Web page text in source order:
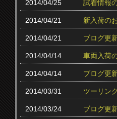
2014/04/25 試着情報
2014/04/21 新入荷の
2014/04/21 ブログ更
2014/04/14 車両入荷
2014/04/14 ブログ更
2014/03/31 ツーリン
2014/03/24 ブログ更